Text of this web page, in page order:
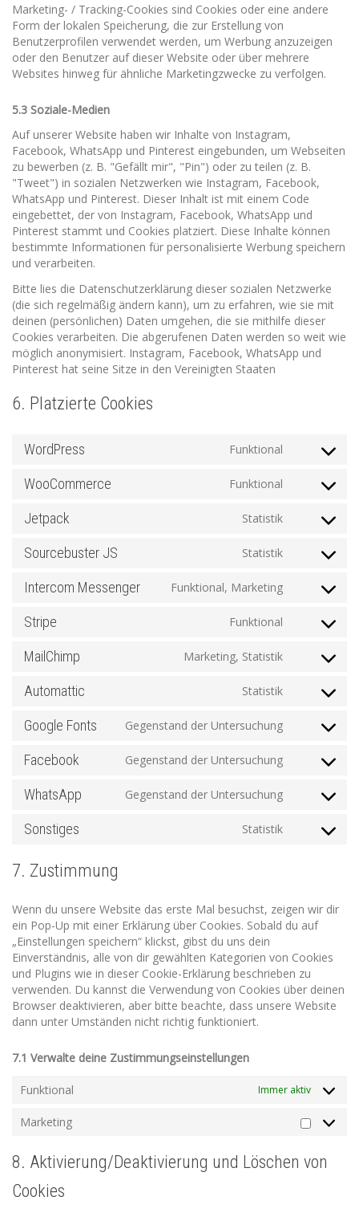
Marketing- / Tracking-Cookies sind Cookies oder eine andere
Form der lokalen Speicherung, die zur Erstellung von
Benutzerprofilen verwendet werden, um Werbung anzuzeigen
oder den Benutzer auf dieser Website oder über mehrere
Websites hinweg für ähnliche Marketingzwecke zu verfolgen.
5.3 Soziale-Medien
Auf unserer Website haben wir Inhalte von Instagram,
Facebook, WhatsApp und Pinterest eingebunden, um Webseiten
zu bewerben (z. B. "Gefällt mir", "Pin") oder zu teilen (z. B.
"Tweet") in sozialen Netzwerken wie Instagram, Facebook,
WhatsApp und Pinterest. Dieser Inhalt ist mit einem Code
eingebettet, der von Instagram, Facebook, WhatsApp und
Pinterest stammt und Cookies platziert. Diese Inhalte können
bestimmte Informationen für personalisierte Werbung speichern
und verarbeiten.
Bitte lies die Datenschutzerklärung dieser sozialen Netzwerke
(die sich regelmäßig ändern kann), um zu erfahren, wie sie mit
deinen (persönlichen) Daten umgehen, die sie mithilfe dieser
Cookies verarbeiten. Die abgerufenen Daten werden so weit wie
möglich anonymisiert. Instagram, Facebook, WhatsApp und
Pinterest hat seine Sitze in den Vereinigten Staaten
6. Platzierte Cookies
WordPress Funktional
Consent
service
WooCommerce Funktional
Consent
service
Jetpack Statistik
Consent
service
Sourcebuster JS Statistik
Consent
service
Intercom Messenger Funktional, Marketing
Consent
service
messenger
Stripe Funktional
Consent
service
MailChimp Marketing, Statistik
Consent
service
Automattic Statistik
Consent
service
Google Fonts Gegenstand der Untersuchung
Consent
service
Facebook Gegenstand der Untersuchung
Consent
service
WhatsApp Gegenstand der Untersuchung
Consent
service
Sonstiges Statistik
Consent
7. Zustimmung
Wenn du unsere Website das erste Mal besuchst, zeigen wir dir
ein Pop-Up mit einer Erklärung über Cookies. Sobald du auf
„Einstellungen speichern“ klickst, gibst du uns dein
Einverständnis, alle von dir gewählten Kategorien von Cookies
und Plugins wie in dieser Cookie-Erklärung beschrieben zu
verwenden. Du kannst die Verwendung von Cookies über deinen
Browser deaktivieren, aber bitte beachte, dass unsere Website
dann unter Umständen nicht richtig funktioniert.
7.1 Verwalte deine Zustimmungseinstellungen
Funktional Immer aktiv
Marketing
8. Aktivierung/Deaktivierung und Löschen von
Cookies